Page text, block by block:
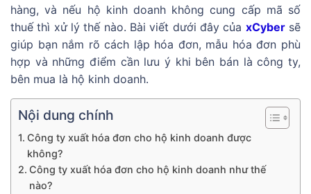
hàng, và nếu hộ kinh doanh không cung cấp mã số
thuế thì xử lý thế nào. Bài viết dưới đây của xCybersẽ
giúp bạn nắm rõ cách lập hóa đơn, mẫu hóa đơn phù
hợp và những điểm cần lưu ý khi bên bán là công ty,
bên mua là hộ kinh doanh.
Nội dung chính
Công ty xuất hóa đơn cho hộ kinh doanh được
không?
Công ty xuất hóa đơn cho hộ kinh doanh như thế
nào?